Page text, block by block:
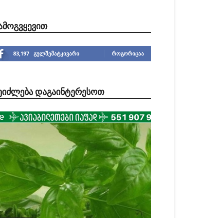
83,197 გულშემატკივარი ᲠᲝᲒᲝᲠᲘᲪᲐᲐ
ᲓᲐᲒᲐᲘᲜᲢᲔᲠᲔᲡᲝᲗ